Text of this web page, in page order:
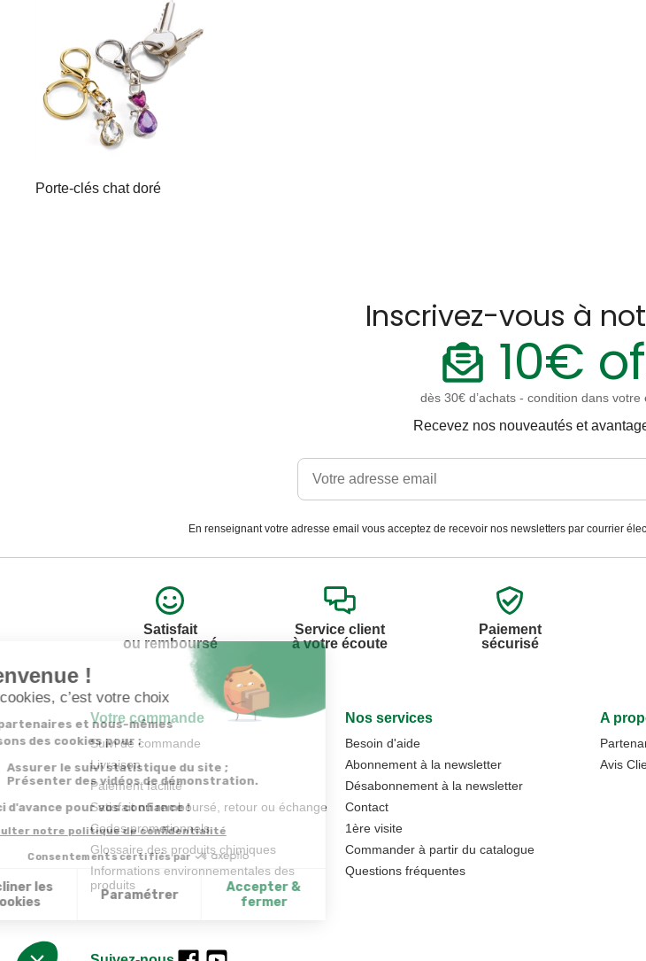
Porte-clés chat doré
Inscrivez-vous à
10€
dès 30€ d’achats - condition dans
Recevez nos nouveautés et
En renseignant votre adresse email vous acceptez de recevoir nos newsletters par courrier
Satisfait
ou remboursé
Service client
à votre écoute
Paiement
sécurisé
Votre commande
Suivi de commande
Livraison
Paiement facilité
Satisfait ou remboursé, retour ou échange
Codes promotionnels
Glossaire des produits chimiques
Informations environnementales des
produits
Nos services
Besoin d'aide
Abonnement à la newsletter
Désabonnement à la newsletter
Contact
1ère visite
Commander à partir du catalogue
Questions fréquentes
A
Avis